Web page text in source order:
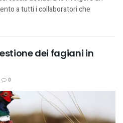
a tutti i collaboratori che
dei fagiani in
0